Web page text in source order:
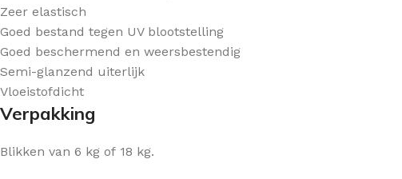
Zeer elastisch
Goed bestand tegen UV blootstelling
Goed beschermend en weersbestendig
Semi-glanzend uiterlijk
Vloeistofdicht
Verpakking
Blikken van 6 kg of 18 kg.